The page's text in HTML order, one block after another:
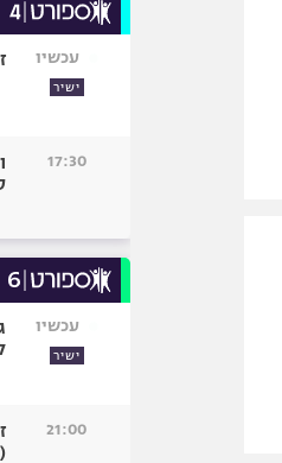
עכשיו
ישיר
17:30
עכשיו
ישיר
21:00